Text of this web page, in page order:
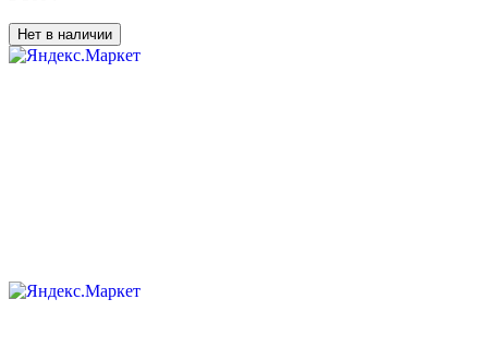
Нет в наличии